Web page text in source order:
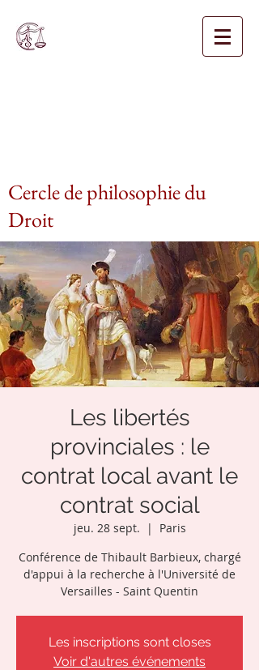
Cercle de philosophie du
Droit
Les libertés
provinciales : le
contrat local avant le
contrat social
jeu. 28 sept.
  |
Paris
Conférence de Thibault Barbieux, chargé
d'appui à la recherche à l'Université de
Versailles - Saint Quentin
Les inscriptions sont closes
Voir d'autres événements